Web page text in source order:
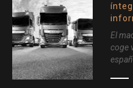
El
coge